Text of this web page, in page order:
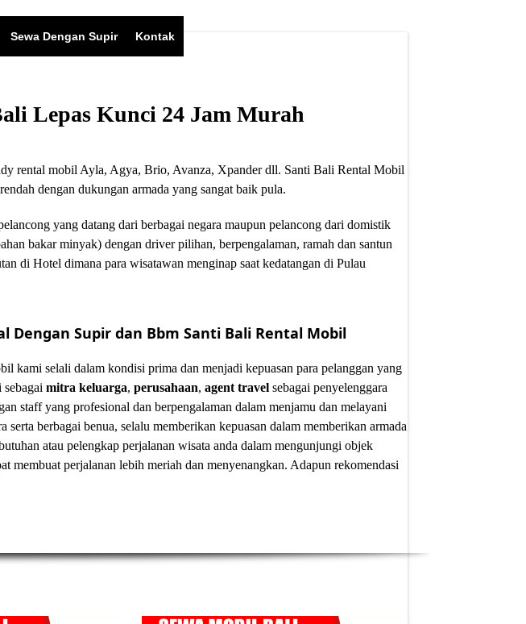
Sewa Dengan Supir Kontak
Lepas Kunci 24 Jam Murah
rental mobil Ayla, Agya, Brio, Avanza, Xpander dll. Santi Bali Rental Mobil
dengan dukungan armada yang sangat baik pula.
yang datang dari berbagai negara maupun pelancong dari domistik
bakar minyak) dengan driver pilihan, berpengalaman, ramah dan santun
di Hotel dimana para wisatawan menginap saat kedatangan di Pulau
Dengan Supir dan Bbm Santi Bali Rental Mobil
kami selali dalam kondisi prima dan menjadi kepuasan para pelanggan yang
mitra keluarga, perusahaan, agent travel sebagai penyelenggara
staff yang profesional dan berpengalaman dalam menjamu dan melayani
berbagai benua, selalu memberikan kepuasan dalam memberikan armada
atau pelengkap perjalanan wisata anda dalam mengunjungi objek
membuat perjalanan lebih meriah dan menyenangkan. Adapun rekomendasi